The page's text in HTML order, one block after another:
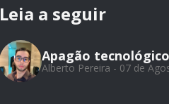
Leia a seguir
Apagão
Alberto Pereira - 07 de